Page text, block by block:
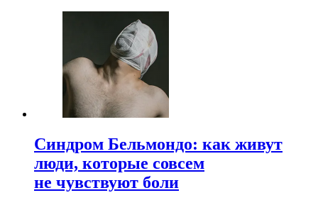
Синдром Бельмондо: как живут
люди, которые совсем
не чувствуют боли